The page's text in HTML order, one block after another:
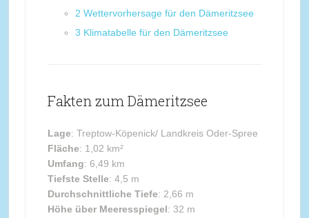
2 Wettervorhersage für den Dämeritzsee
3 Klimatabelle für den Dämeritzsee
Fakten zum Dämeritzsee
Lage: Treptow-Köpenick/ Landkreis Oder-Spree
Fläche: 1,02 km²
Umfang: 6,49 km
Tiefste Stelle: 4,5 m
Durchschnittliche Tiefe: 2,66 m
Höhe über Meeresspiegel: 32 m